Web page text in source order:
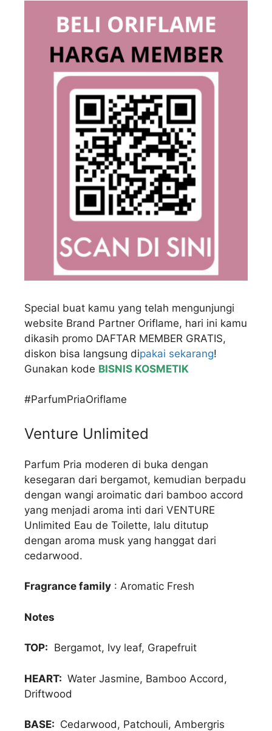
Special buat kamu yang telah mengunjungi
website Brand Partner Oriflame, hari ini kamu
dikasih promo DAFTAR MEMBER GRATIS,
diskon bisa langsung dipakai sekarang!
Gunakan kode BISNIS KOSMETIK
#ParfumPriaOriflame
Venture Unlimited
Parfum Pria moderen di buka dengan
kesegaran dari bergamot, kemudian berpadu
dengan wangi aroimatic dari bamboo accord
yang menjadi aroma inti dari VENTURE
Unlimited Eau de Toilette, lalu ditutup
dengan aroma musk yang hanggat dari
cedarwood.
Fragrance family : Aromatic Fresh
Notes
TOP: Bergamot, Ivy leaf, Grapefruit
HEART: Water Jasmine, Bamboo Accord,
Driftwood
BASE: Cedarwood, Patchouli, Ambergris